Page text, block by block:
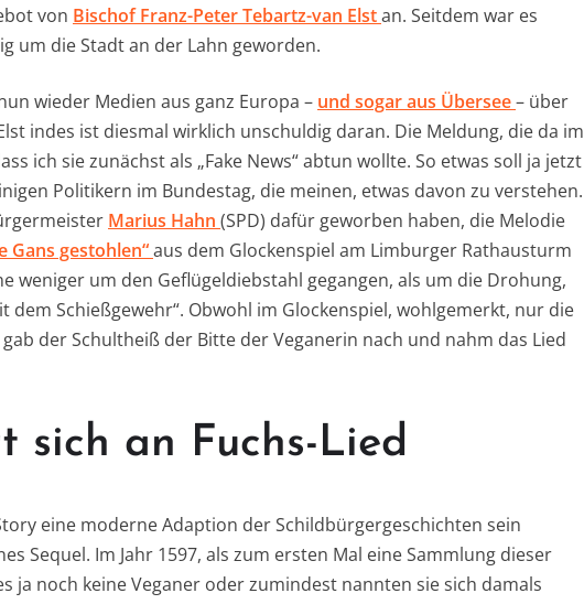
von Bischof Franz-Peter Tebartz-van Elstan. Seitdem war es
um die Stadt an der Lahn geworden.
wieder Medien aus ganz Europa – und sogar aus Übersee– über
indes ist diesmal wirklich unschuldig daran. Die Meldung, die da im
ich sie zunächst als „Fake News“ abtun wollte. So etwas soll ja jetzt
Politikern im Bundestag, die meinen, etwas davon zu verstehen.
Marius Hahn (SPD) dafür geworben haben, die Melodie
Gans gestohlen“aus dem Glockenspiel am Limburger Rathausturm
weniger um den Geflügeldiebstahl gegangen, als um die Drohung,
dem Schießgewehr“. Obwohl im Glockenspiel, wohlgemerkt, nur die
der Schultheiß der Bitte der Veganerin nach und nahm das Lied
sich an Fuchs-Lied
eine moderne Adaption der Schildbürgergeschichten sein
Sequel. Im Jahr 1597, als zum ersten Mal eine Sammlung dieser
ja noch keine Veganer oder zumindest nannten sie sich damals